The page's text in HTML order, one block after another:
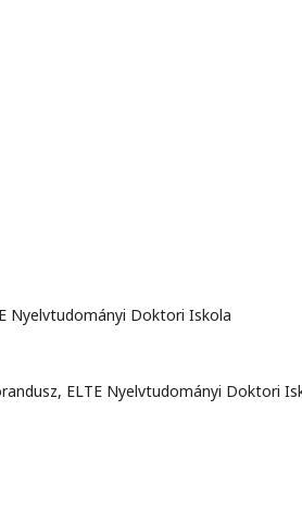
Nyelvtudományi Doktori Iskola
ELTE Nyelvtudományi Doktori